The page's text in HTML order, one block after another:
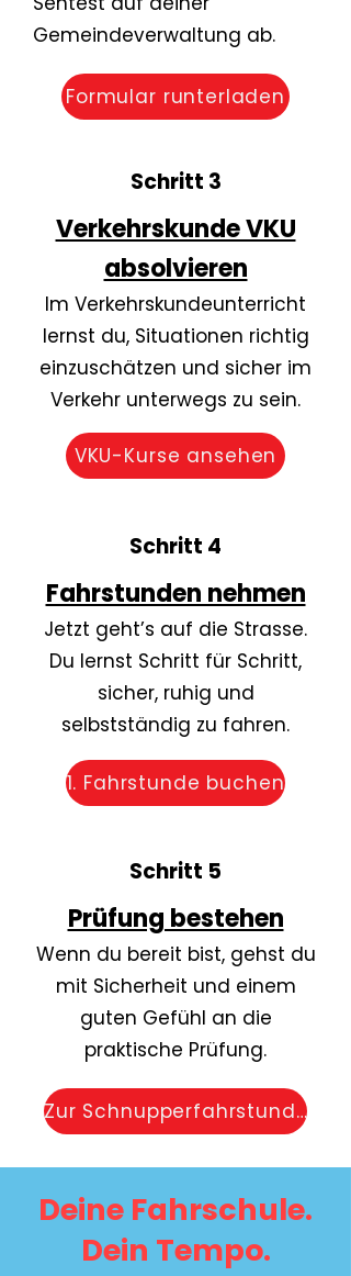
Gemeindeverwaltung ab.
Formular runterladen
Schritt 3
Verkehrskunde VKU
absolvieren
​Im Verkehrskundeunterricht
lernst du, Situationen richtig
einzuschätzen und sicher im
Verkehr unterwegs zu sein.
VKU-Kurse ansehen
Schritt 4
Fahrstunden nehmen
Jetzt geht’s auf die Strasse.
Du lernst Schritt für Schritt,
sicher, ruhig und
selbstständig zu fahren.
1. Fahrstunde buchen
Schritt 5
Prüfung bestehen
Wenn du bereit bist, gehst du
mit Sicherheit und einem
guten Gefühl an die
praktische Prüfung.
Zur Schnupperfahrstunde
Deine Fahrschule.
Dein Tempo.